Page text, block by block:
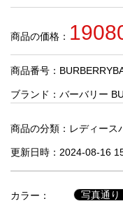
商
品
人
商
セ
商品の価格：
商品番号：
ブランド： バーバリー
商品の分類： レディース
更新日時：2024-08-16
カラー：